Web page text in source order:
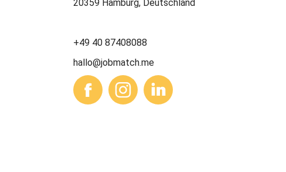
20359 Hamburg, Deutschland
+49 40 87408088
hallo@jobmatch.me